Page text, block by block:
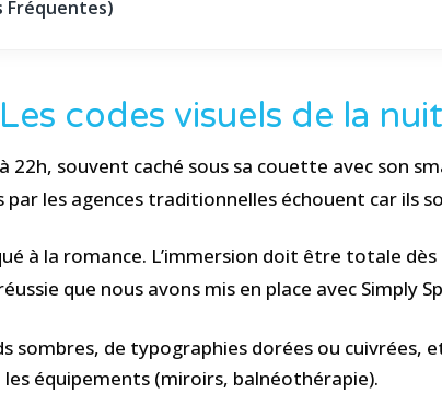
Fréquentes)
codes visuels de la nuit
souvent caché sous sa couette avec son
les agences traditionnelles échouent car ils
à la romance. L’immersion doit être totale dès
que nous avons mis en place avec Simply
sombres, de typographies dorées ou cuivrées,
équipements (miroirs, balnéothérapie).